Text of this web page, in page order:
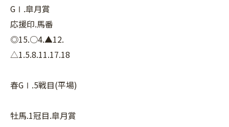
GⅠ.皐月賞
応援印.馬番
◎15.○4.▲12.
△1.5.8.11.17.18
春GⅠ.5戦目(平場)
牡馬.1冠目.皐月賞